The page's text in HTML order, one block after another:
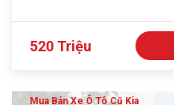
520 Triệu
Mua Bán Xe Ô Tô Cũ Kia